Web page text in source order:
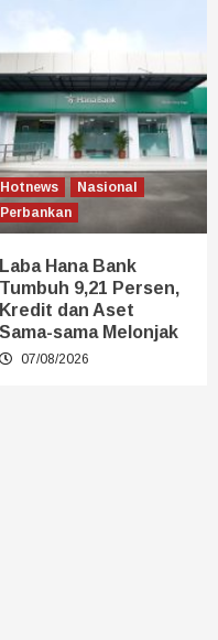
Hotnews
Nasional
Perbankan
Laba Hana Bank
Tumbuh 9,21 Persen,
Kredit dan Aset
Sama-sama Melonjak
07/08/2026